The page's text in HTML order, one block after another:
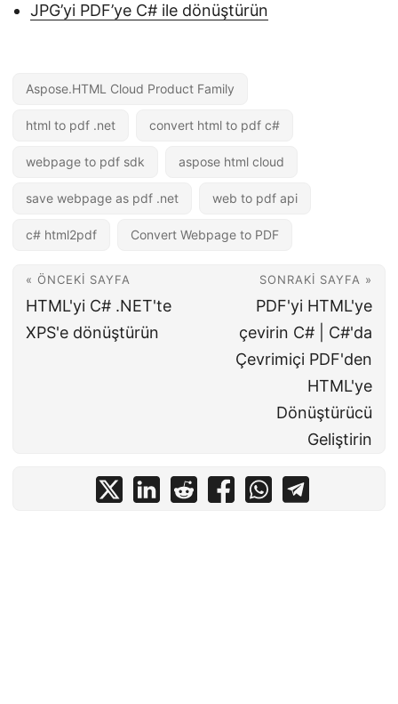
JPG’yi PDF’ye C# ile dönüştürün
Aspose.HTML Cloud Product Family
html to pdf .net convert html to pdf c#
webpage to pdf sdk aspose html cloud
save webpage as pdf .net web to pdf api
c# html2pdf Convert Webpage to PDF
« ÖNCEKI SAYFA
HTML'yi C# .NET'te
XPS'e dönüştürün
SONRAKI SAYFA »
PDF'yi HTML'ye
çevirin C# | C#'da
Çevrimiçi PDF'den
HTML'ye
Dönüştürücü
Geliştirin